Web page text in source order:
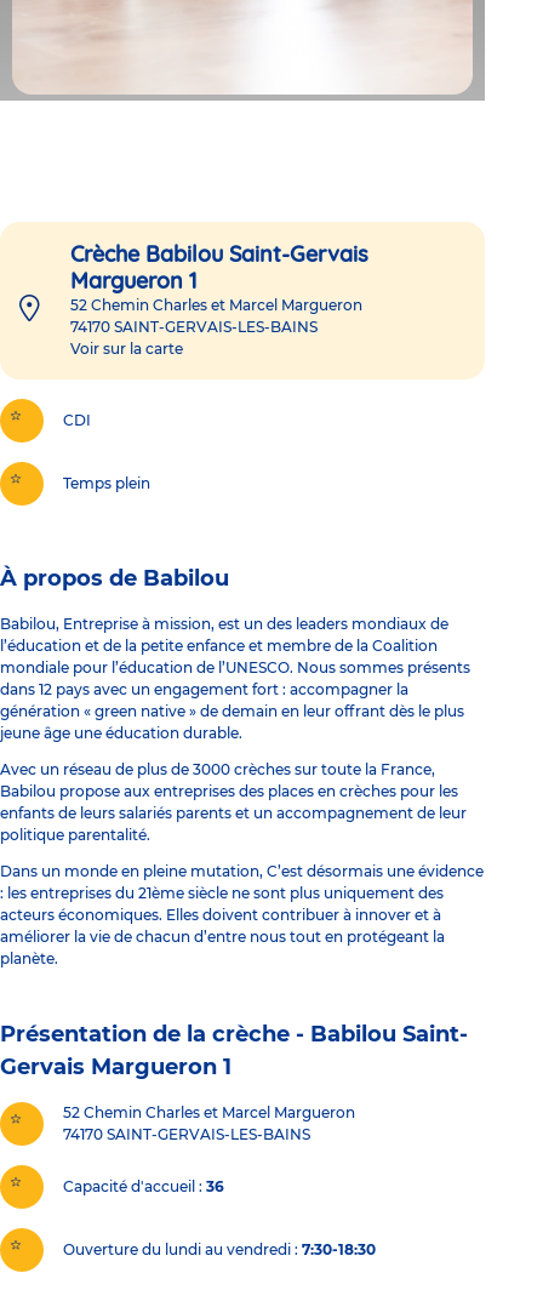
Crèche Babilou Saint-Gervais
Margueron 1
52 Chemin Charles et Marcel Margueron
74170 SAINT-GERVAIS-LES-BAINS
Voir sur la carte
CDI
Temps plein
À propos de Babilou
Babilou, Entreprise à mission, est un des leaders mondiaux de
l’éducation et de la petite enfance et membre de la Coalition
mondiale pour l’éducation de l’UNESCO. Nous sommes présents
dans 12 pays avec un engagement fort : accompagner la
génération « green native » de demain en leur offrant dès le plus
jeune âge une éducation durable.
Avec un réseau de plus de 3000 crèches sur toute la France,
Babilou propose aux entreprises des places en crèches pour les
enfants de leurs salariés parents et un accompagnement de leur
politique parentalité.
Dans un monde en pleine mutation, C’est désormais une évidence
: les entreprises du 21ème siècle ne sont plus uniquement des
acteurs économiques. Elles doivent contribuer à innover et à
améliorer la vie de chacun d’entre nous tout en protégeant la
planète.
Présentation de la crèche - Babilou Saint-
Gervais Margueron 1
52 Chemin Charles et Marcel Margueron
74170 SAINT-GERVAIS-LES-BAINS
Capacité d'accueil 36
Ouverture du lundi au vendredi : 7:30-18:30